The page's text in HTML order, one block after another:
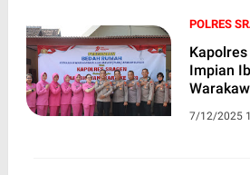
POLRES
Impian
7/12/2025